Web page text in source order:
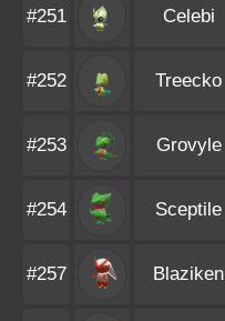
#251 Celebi
#252 Treecko
#253 Grovyle
#254 Sceptile
#257 Blaziken